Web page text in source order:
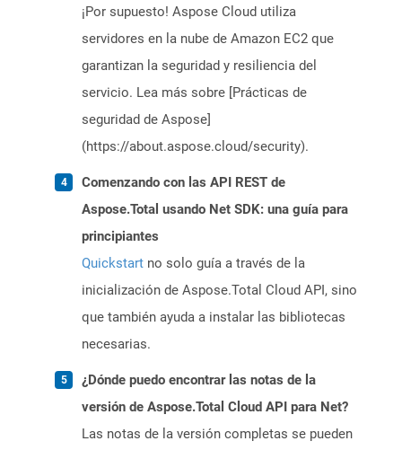
¡Por supuesto! Aspose Cloud utiliza
servidores en la nube de Amazon EC2 que
garantizan la seguridad y resiliencia del
servicio. Lea más sobre [Prácticas de
seguridad de Aspose]
(https://about.aspose.cloud/security).
Comenzando con las API REST de
Aspose.Total usando Net SDK: una guía para
principiantes
Quickstart no solo guía a través de la
inicialización de Aspose.Total Cloud API, sino
que también ayuda a instalar las bibliotecas
necesarias.
¿Dónde puedo encontrar las notas de la
versión de Aspose.Total Cloud API para Net?
Las notas de la versión completas se pueden